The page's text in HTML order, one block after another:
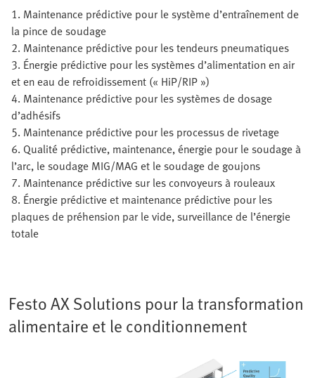
1. Maintenance prédictive pour le système d’entraînement de
la pince de soudage
2. Maintenance prédictive pour les tendeurs pneumatiques
3. Énergie prédictive pour les systèmes d’alimentation en air
et en eau de refroidissement (« HiP/RIP »)
4. Maintenance prédictive pour les systèmes de dosage
d’adhésifs
5. Maintenance prédictive pour les processus de rivetage
6. Qualité prédictive, maintenance, énergie pour le soudage à
l’arc, le soudage MIG/MAG et le soudage de goujons
7. Maintenance prédictive sur les convoyeurs à rouleaux
8. Énergie prédictive et maintenance prédictive pour les
plaques de préhension par le vide, surveillance de l’énergie
totale
Festo AX Solutions pour la transformation
alimentaire et le conditionnement